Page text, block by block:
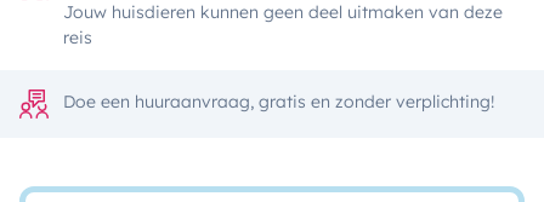
Jouw huisdieren kunnen geen deel uitmaken van deze
reis
Doe een huuraanvraag, gratis en zonder verplichting!